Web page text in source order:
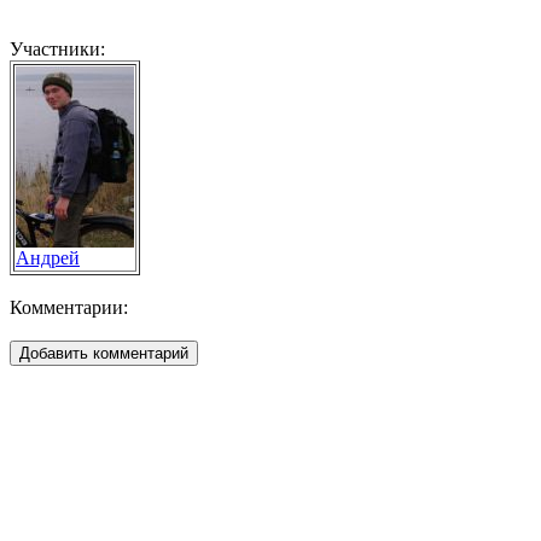
Участники:
Андрей
Комментарии: